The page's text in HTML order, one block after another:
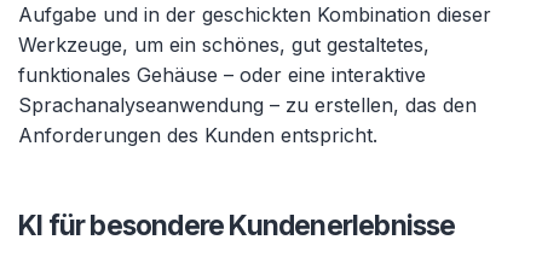
Aufgabe und in der geschickten Kombination dieser
Werkzeuge, um ein schönes, gut gestaltetes,
funktionales Gehäuse – oder eine interaktive
Sprachanalyseanwendung – zu erstellen, das den
Anforderungen des Kunden entspricht.
KI für besondere Kundenerlebnisse